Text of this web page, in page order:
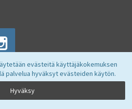
evästeitä käyttäjäkokemuksen
palvelua hyväksyt evästeiden käytön.
Hyväksy
Powered by